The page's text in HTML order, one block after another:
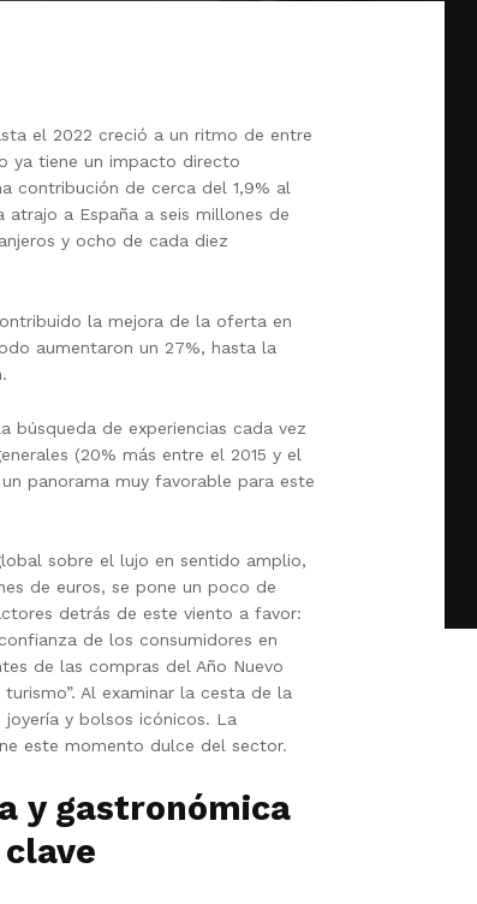
el 2022 creció a un ritmo de entre
ya tiene un impacto directo
contribución de cerca del 1,9% al
a España a seis millones de
y ocho de cada diez
la mejora de la oferta en
aumentaron un 27%, hasta la
de experiencias cada vez
(20% más entre el 2015 y el
panorama muy favorable para este
sobre el lujo en sentido amplio,
de euros, se pone un poco de
detrás de este viento a favor:
de los consumidores en
de las compras del Año Nuevo
Al examinar la cesta de la
y bolsos icónicos. La
este momento dulce del sector.
y gastronómica